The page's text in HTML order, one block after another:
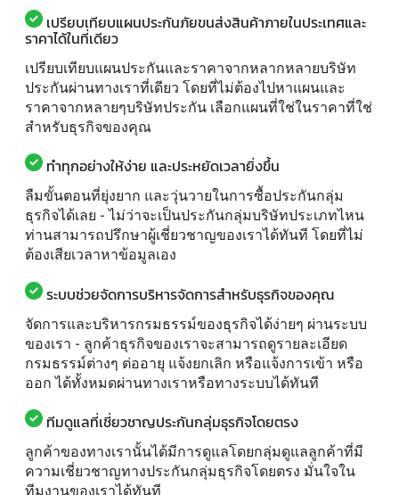
เปรียบเทียบแผนประกันภัยขนส่งสินค้าภายในประเทศและ
ราคาได้ในที่เดียว
เปรียบเทียบแผนประกันและราคาจากหลากหลายบริษัท
ประกันผ่านทางเราที่เดียว โดยที่ไม่ต้องไปหาแผนและ
ราคาจากหลายๆบริษัทประกัน เลือกแผนที่ใช่ในราคาที่ใช่
สำหรับธุรกิจของคุณ
ทำทุกอย่างให้ง่าย และประหยัดเวลายิ่งขึ้น
ลืมขั้นตอนที่ยุ่งยาก และวุ่นวายในการซื้อประกันกลุ่ม
ธุรกิจได้เลย - ไม่ว่าจะเป็นประกันกลุ่มบริษัทประเภทไหน
ท่านสามารถปรึกษาผู้เชี่ยวชาญของเราได้ทันที โดยที่ไม่
ต้องเสียเวลาหาข้อมูลเอง
ระบบช่วยจัดการบริหารจัดการสำหรับธุรกิจของคุณ
จัดการและบริหารกรมธรรม์ของธุรกิจได้ง่ายๆ ผ่านระบบ
ของเรา - ลูกค้าธุรกิจของเราจะสามารถดูรายละเอียด
กรมธรรม์ต่างๆ ต่ออายุ แจ้งยกเลิก หรือแจ้งการเข้า หรือ
ออก ได้ทั้งหมดผ่านทางเราหรือทางระบบได้ทันที
ทีมดูแลที่เชี่ยวชาญประกันกลุ่มธุรกิจโดยตรง
ลูกค้าของทางเรานั้นได้มีการดูแลโดยกลุ่มดูแลลูกค้าที่มี
ความเชี่ยวชาญทางประกันกลุ่มธุรกิจโดยตรง มั่นใจใน
ทีมงานของเราได้ทันที